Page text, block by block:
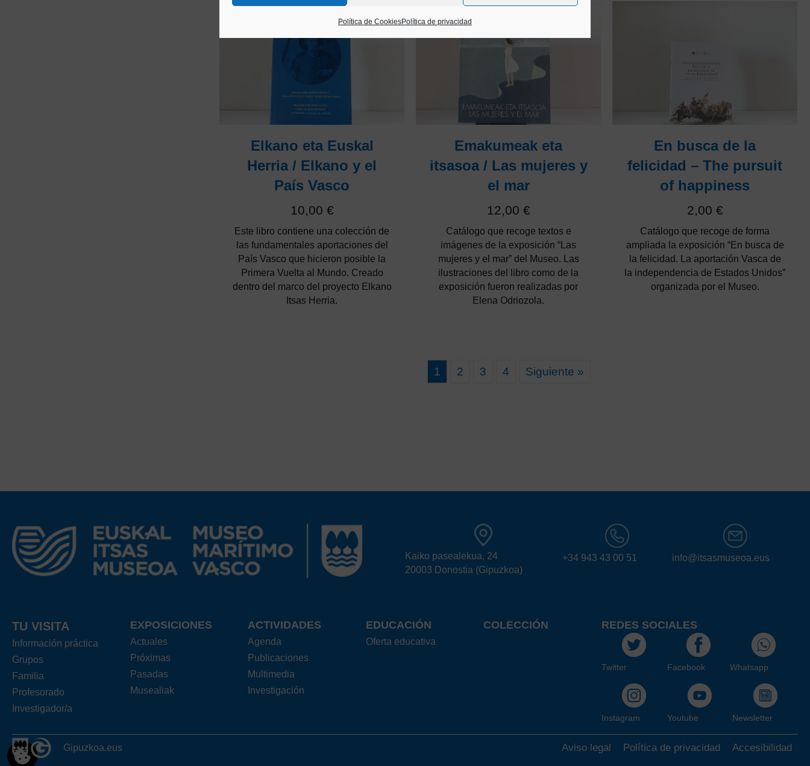
Política de CookiesPolítica de privacidad
Elkano eta Euskal
Herria / Elkano y el
País Vasco
10,00 €
Este libro contiene una colección de
las fundamentales aportaciones del
País Vasco que hicieron posible la
Primera Vuelta al Mundo. Creado
dentro del marco del proyecto Elkano
Itsas Herria.
Emakumeak eta
itsasoa / Las mujeres y
el mar
12,00 €
Catálogo que recoge textos e
imágenes de la exposición “Las
mujeres y el mar” del Museo. Las
ilustraciones del libro como de la
exposición fueron realizadas por
Elena Odriozola.
En busca de la
felicidad – The pursuit
of happiness
2,00 €
Catálogo que recoge de forma
ampliada la exposición “En busca de
la felicidad. La aportación Vasca de
la independencia de Estados Unidos”
organizada por el Museo.
1 2 3 4 Siguiente »
Kaiko pasealekua, 24
20003 Donostia (Gipuzkoa)
+34 943 43 00 51 info@itsasmuseoa.eus
TU VISITA
Información práctica
Grupos
Familia
Profesorado
Investigador/a
EXPOSICIONES
Actuales
Próximas
Pasadas
Musealiak
ACTIVIDADES
Agenda
Publicaciones
Multimedia
Investigación
EDUCACIÓN
Oferta educativa
COLECCIÓN REDES SOCIALES
Twitter Facebook Whatsapp
Instagram Youtube Newsletter
Gipuzkoa.eus Aviso legal Política de privacidad Accesibilidad